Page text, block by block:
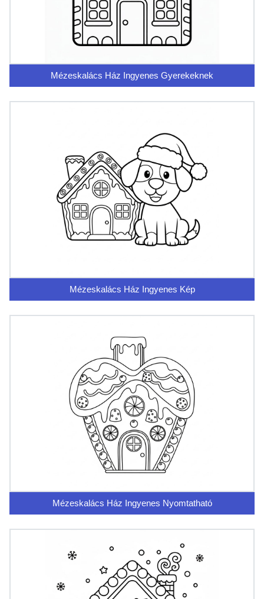
Mézeskalács Ház Ingyenes Gyerekeknek
Mézeskalács Ház Ingyenes Kép
Mézeskalács Ház Ingyenes Nyomtatható